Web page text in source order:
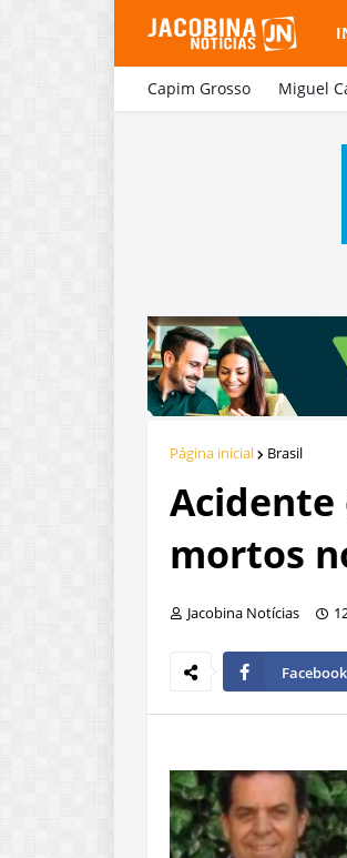
Capim Grosso Miguel
Página inicial Brasil
Acidente
mortos
Jacobina Notícias
Facebook